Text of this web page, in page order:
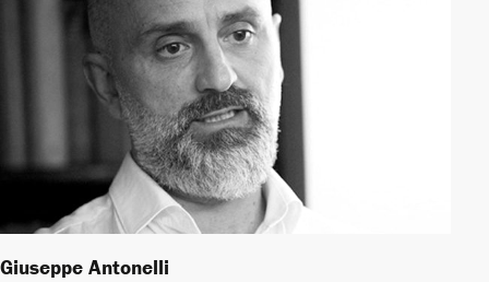
Giuseppe Antonelli ​